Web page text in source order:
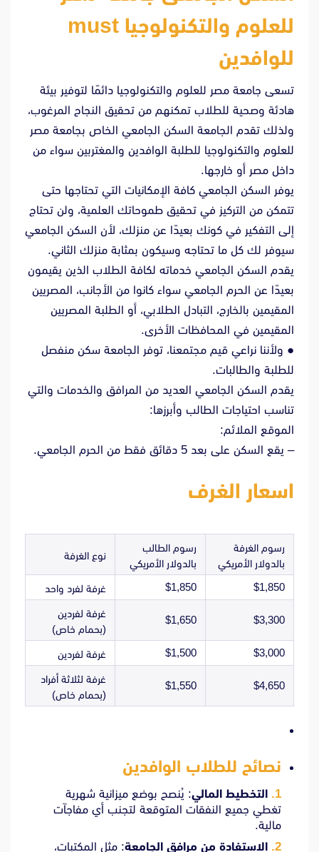
للعلوم والتكنولوجيا must
للوافدين
تسعى جامعة مصر للعلوم والتكنولوجيا دائمًا لتوفير بيئة
هادئة وصحية للطلاب تمكنهم من تحقيق النجاح المرغوب،
ولذلك تقدم الجامعة السكن الجامعي الخاص بجامعة مصر
للعلوم والتكنولوجيا للطلبة الوافدين والمغتربين سواء من
داخل مصر أو خارجها.
يوفر السكن الجامعي كافة الإمكانيات التي تحتاجها حتى
تتمكن من التركيز في تحقيق طموحاتك العلمية، ولن تحتاج
إلى التفكير في كونك بعيدًا عن منزلك، لأن السكن الجامعي
سيوفر لك كل ما تحتاجه وسيكون بمثابة منزلك الثاني.
يقدم السكن الجامعي خدماته لكافة الطلاب الذين يقيمون
بعيدًا عن الحرم الجامعي سواء كانوا من الأجانب، المصريين
المقيمين بالخارج، التبادل الطلابي، أو الطلبة المصريين
المقيمين في المحافظات الأخرى.
● ولأننا نراعي قيم مجتمعنا، توفر الجامعة سكن منفصل
للطلبة والطالبات.
يقدم السكن الجامعي العديد من المرافق والخدمات والتي
تناسب احتياجات الطالب وأبرزها:
الموقع الملائم:
– يقع السكن على بعد 5 دقائق فقط من الحرم الجامعي.
اسعار الغرف
رسوم الغرفة
بالدولار الأمريكي
رسوم الطالب
بالدولار الأمريكي
نوع الغرفة
$1,850
$1,850 غرفة لفرد واحد
$3,300
$1,650
غرفة لفردين
(بحمام خاص)
$3,000
$1,500 غرفة لفردين
$4,650
$1,550
غرفة لثلاثة أفراد
(بحمام خاص)
نصائح للطلاب الوافدين
التخطيط المالي: يُنصح بوضع ميزانية شهرية
تغطي جميع النفقات المتوقعة لتجنب أي مفاجآت
مالية.
الاستفادة من مرافق الجامعة: مثل المكتبات،